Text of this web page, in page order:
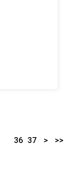
36 37 > >>